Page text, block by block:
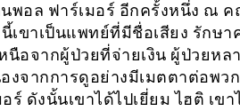
นพอล ฟาร์เมอร์ อีกครั้งหนึ่ง ณ
เขาเป็นแพทย์ที่มีชื่อเสียง รักษา
นือจากผู้ป่วยที่จ่ายเงิน ผู้ป่วยหล
งจากการดูอย่างมีเมตตาต่อพว
ร์ ดังนั้นเขาได้ไปเยี่ยม ไฮติ เข